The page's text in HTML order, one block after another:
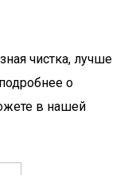
чистка, лучше
о
в нашей